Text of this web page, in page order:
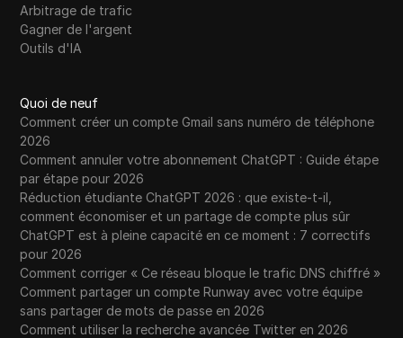
Arbitrage de trafic
Gagner de l'argent
Outils d'IA
Quoi de neuf
Comment créer un compte Gmail sans numéro de téléphone
2026
Comment annuler votre abonnement ChatGPT : Guide étape
par étape pour 2026
Réduction étudiante ChatGPT 2026 : que existe-t-il,
comment économiser et un partage de compte plus sûr
ChatGPT est à pleine capacité en ce moment : 7 correctifs
pour 2026
Comment corriger « Ce réseau bloque le trafic DNS chiffré »
Comment partager un compte Runway avec votre équipe
sans partager de mots de passe en 2026
Comment utiliser la recherche avancée Twitter en 2026